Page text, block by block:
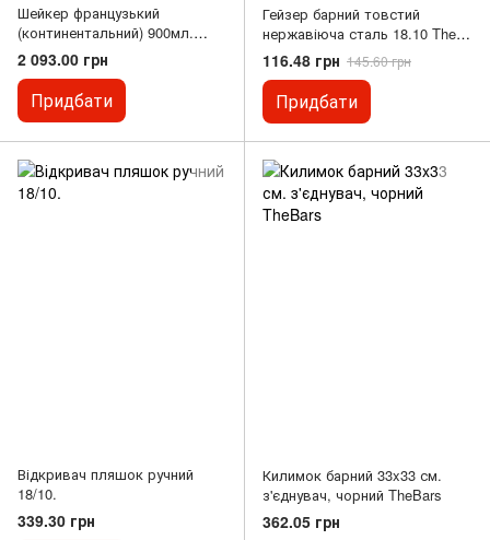
Шейкер французький
(континентальний) 900мл.
нержавіюча сталь 18/10 The
Bars
2 093.00 грн
Придбати
Гейзер барний товстий
нержавіюча сталь 18.10 The
Bars
116.48 грн 145.60 грн
Придбати
Відкривач пляшок ручний
18/10.
339.30 грн
Килимок барний 33x33 см.
з'єднувач, чорний TheBars
362.05 грн